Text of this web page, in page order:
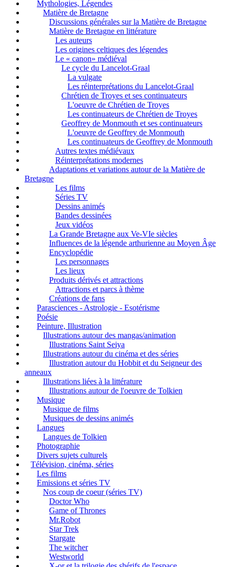
Mythologies, Légendes
Matière de Bretagne
Discussions générales sur la Matière de Bretagne
Matière de Bretagne en littérature
Les auteurs
Les origines celtiques des légendes
Le « canon» médiéval
Le cycle du Lancelot-Graal
La vulgate
Les réinterprétations du Lancelot-Graal
Chrétien de Troyes et ses continuateurs
L'oeuvre de Chrétien de Troyes
Les continuateurs de Chrétien de Troyes
Geoffrey de Monmouth et ses continuateurs
L'oeuvre de Geoffrey de Monmouth
Les continuateurs de Geoffrey de Monmouth
Autres textes médiévaux
Réinterprétations modernes
Adaptations et variations autour de la Matière de
Bretagne
Les films
Séries TV
Dessins animés
Bandes dessinées
Jeux vidéos
La Grande Bretagne aux Ve-VIe siècles
Influences de la légende arthurienne au Moyen Âge
Encyclopédie
Les personnages
Les lieux
Produits dérivés et attractions
Attractions et parcs à thème
Créations de fans
Parasciences - Astrologie - Esotérisme
Poésie
Peinture, Illustration
Illustrations autour des mangas/animation
Illustrations Saint Seiya
Illustrations autour du cinéma et des séries
Illustration autour du Hobbit et du Seigneur des
anneaux
Illustrations liées à la littérature
Illustrations autour de l'oeuvre de Tolkien
Musique
Musique de films
Musiques de dessins animés
Langues
Langues de Tolkien
Photographie
Divers sujets culturels
Télévision, cinéma, séries
Les films
Emissions et séries TV
Nos coup de coeur (séries TV)
Doctor Who
Game of Thrones
Mr.Robot
Star Trek
Stargate
The witcher
Westworld